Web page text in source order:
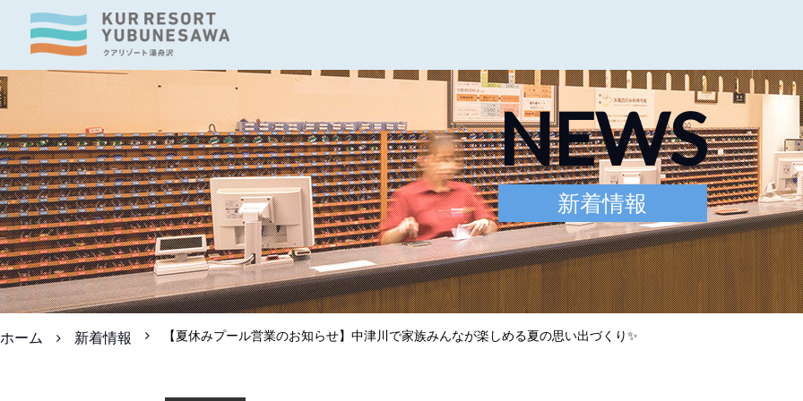
NEWS
新着情報
ホーム 新着情報 【夏休みプール営業のお知らせ】中津川で家族みんなが楽しめる夏の思い出づくり✨